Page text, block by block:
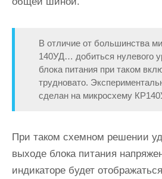
В отличие от большинства
140УД… добиться нулевого
блока питания при таком
трудновато.
сделан на микросхему
При таком схемном решении
выходе блока питания
индикаторе будет